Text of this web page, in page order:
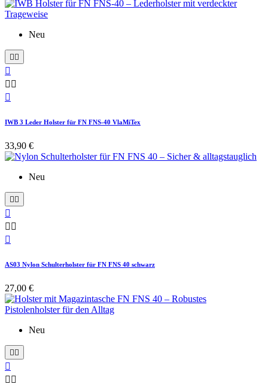
Neu
 

 

IWB 3 Leder Holster für FN FNS-40 VlaMiTex
33,90 €
Neu
 

 

AS03 Nylon Schulterholster für FN FNS 40 schwarz
27,00 €
Neu
 

 